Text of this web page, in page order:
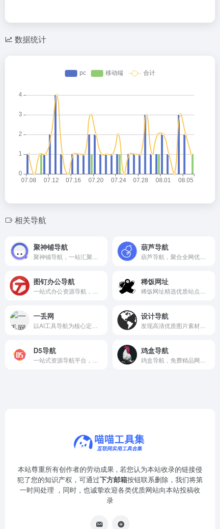
数据统计
相关导航
聚神铺导航 葫芦导航
图钉办公导航 稀饭网址
一丢网 设计导航
D5导航 鸡盒导航
本站尊重所有创作者的劳动成果 , 若您认为本站收录的链接侵
犯了您的知识产权，可通过下方邮箱按钮联系删除，我们将第
一时间处理 ，同时，也诚挚欢迎各类优质网站向本站投稿收
录